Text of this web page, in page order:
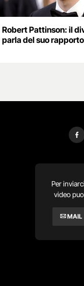
Robert Pattinson: il
parla del suo
Per
video
MAIL